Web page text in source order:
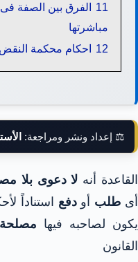
11 الفرق بين الصفة
مباشرتها
12 احكام محكمة
⚖️ إعداد ونشر ومراجعة:
القاعدة أنه لا دعوى بلا
أى طلب أودفع استناداً
يكون لصاحبه فيها
القانون